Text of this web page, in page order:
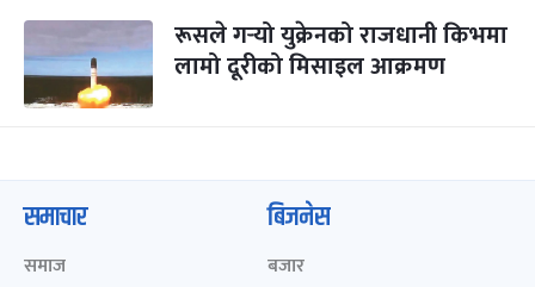
रूसले गर्‍यो युक्रेनको राजधानी किभमा
लामो दूरीको मिसाइल आक्रमण
समाचार
समाज
बिजनेस
बजार